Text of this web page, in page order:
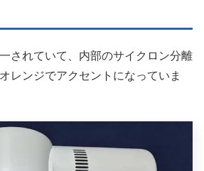
されていて、内部のサイクロン分離
レンジでアクセントになっていま